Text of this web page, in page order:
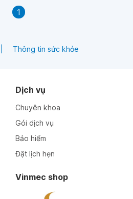
1
Thông tin sức khỏe
Dịch vụ
Chuyên khoa
Gói dịch vụ
Bảo hiểm
Đặt lịch hẹn
Vinmec shop